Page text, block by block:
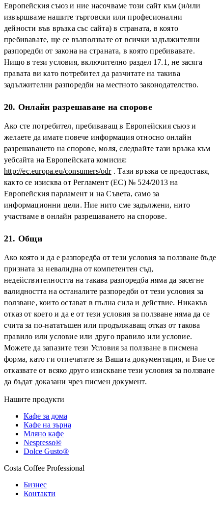
Европейския съюз и ние насочваме този сайт към (и/или
извършваме нашите търговски или професионални
дейности във връзка със сайта) в страната, в която
пребивавате, ще се възползвате от всички задължителни
разпоредби от закона на страната, в която пребивавате.
Нищо в тези условия, включително раздел 17.1, не засяга
правата ви като потребител да разчитате на такива
задължителни разпоредби на местното законодателство.
20. Онлайн разрешаване на спорове
Ако сте потребител, пребиваващ в Европейския съюз и
желаете да имате повече информация относно онлайн
разрешаването на спорове, моля, следвайте тази връзка към
уебсайта на Европейската комисия:
http://ec.europa.eu/consumers/odr. Тази връзка се предоставя,
както се изисква от Регламент (ЕС) № 524/2013 на
Европейския парламент и на Съвета, само за
информационни цели. Ние нито сме задължени, нито
участваме в онлайн разрешаването на спорове.
21. Общи
Ако която и да е разпоредба от тези условия за ползване бъде
призната за невалидна от компетентен съд,
недействителността на такава разпоредба няма да засегне
валидността на останалите разпоредби от тези условия за
ползване, които остават в пълна сила и действие. Никакъв
отказ от което и да е от тези условия за ползване няма да се
счита за по-нататъшен или продължаващ отказ от такова
правило или условие или друго правило или условие.
Можете да запазите тези Условия за ползване в писмена
форма, като ги отпечатате за Вашата документация, и Вие се
отказвате от всяко друго изискване тези условия за ползване
да бъдат доказани чрез писмен документ.
Нашите продукти
Кафе за дома
Кафе на зърна
Мляно кафе
Nespresso®
Dolce Gusto®
Costa Coffee Professional
Бизнес
Контакти